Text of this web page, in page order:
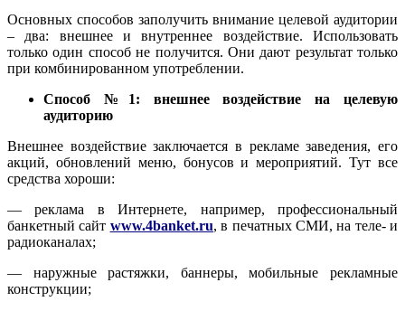
Основных способов заполучить внимание целевой аудитории
– два: внешнее и внутреннее воздействие. Использовать
только один способ не получится. Они дают результат только
при комбинированном употреблении.
Способ №1: внешнее воздействие на целевую
аудиторию
Внешнее воздействие заключается в рекламе заведения, его
акций, обновлений меню, бонусов и мероприятий. Тут все
средства хороши:
— реклама в Интернете, например, профессиональный
банкетный сайт www.4banket.ru, в печатных СМИ, на теле- и
радиоканалах;
— наружные растяжки, баннеры, мобильные рекламные
конструкции;